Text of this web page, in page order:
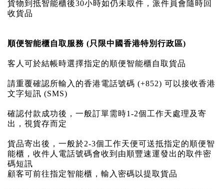
貨物到抵智能櫃後30小時如仍未取件，派件員會隨時回
收貨品
順便智能櫃自取服務 (只限中國香港特別行政區)
客人可於結帳時選擇指定的順便智能櫃自取貨品
請重覆確認所輸入的香港電話號碼 (+852) 可以接收香港
文字短訊 (SMS)
確認付款成功後，一般訂單需時1-2個工作天處理及寄
出，視貨存而定
貨品寄出後，一般於2-3個工作天便可送抵指定的順便智
能櫃，收件人電話號碼會收到由順豐速運發出的取件密
碼短訊
顧客可前往指定智能櫃，輸入密碼以提取貨品